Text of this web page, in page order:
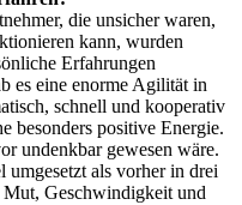
die unsicher waren,
kann, wurden
Erfahrungen
es eine enorme Agilität in
schnell und kooperativ
besonders positive Energie.
undenkbar gewesen wäre.
umgesetzt als vorher in drei
Mut, Geschwindigkeit und